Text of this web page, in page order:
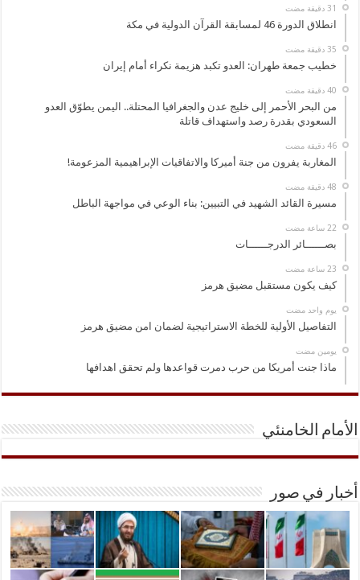
انطلاق الدورة 46 لمسابقة القرآن الدولية في مكة
خطيب جمعة طهران: العدو تكبد هزيمة نكراء أمام إيران
من البحر الأحمر إلى خليج عدن والجغرافيا المحتلة.. اليمن يطوّق العدو
السعودي بقدرة رصد واستهداف قاتلة
‏46 دقيقة مضت
المغاربة يفرون من جنة أميركا والاتفاقيات الإبراهيمية المزعومة!
مسيرة القائد الشهيد في التبيين: بناء الوعي في مواجهة الباطل
بصــــــائر الدرجــــــات
كيف يكون مستقبل مضيق هرمز
‏يوم واحد مضت
التفاصيل الأولية للخطة الاستراتيجية لضمان امن مضيق هرمز
‏يومين مضت
ماذا جنت أمريكا من حرب دمرت قواعدها ولم تحقق اهدافها
الأمام الخامنئي
أخبار في صور